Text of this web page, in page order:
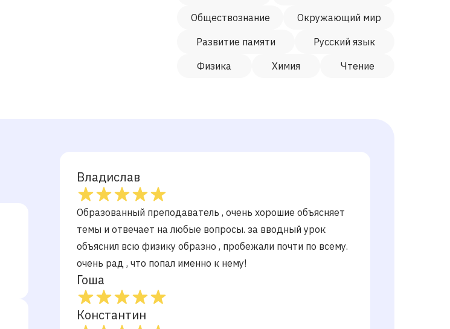
Обществознание
Окружающий мир
Развитие памяти
Русский язык
Физика
Химия Чтение
Владислав
Образованный преподаватель , очень хорошие объясняет
темы и отвечает на любые вопросы. за вводный урок
объяснил всю физику образно , пробежали почти по всему.
очень рад , что попал именно к нему!
Гоша
Константин